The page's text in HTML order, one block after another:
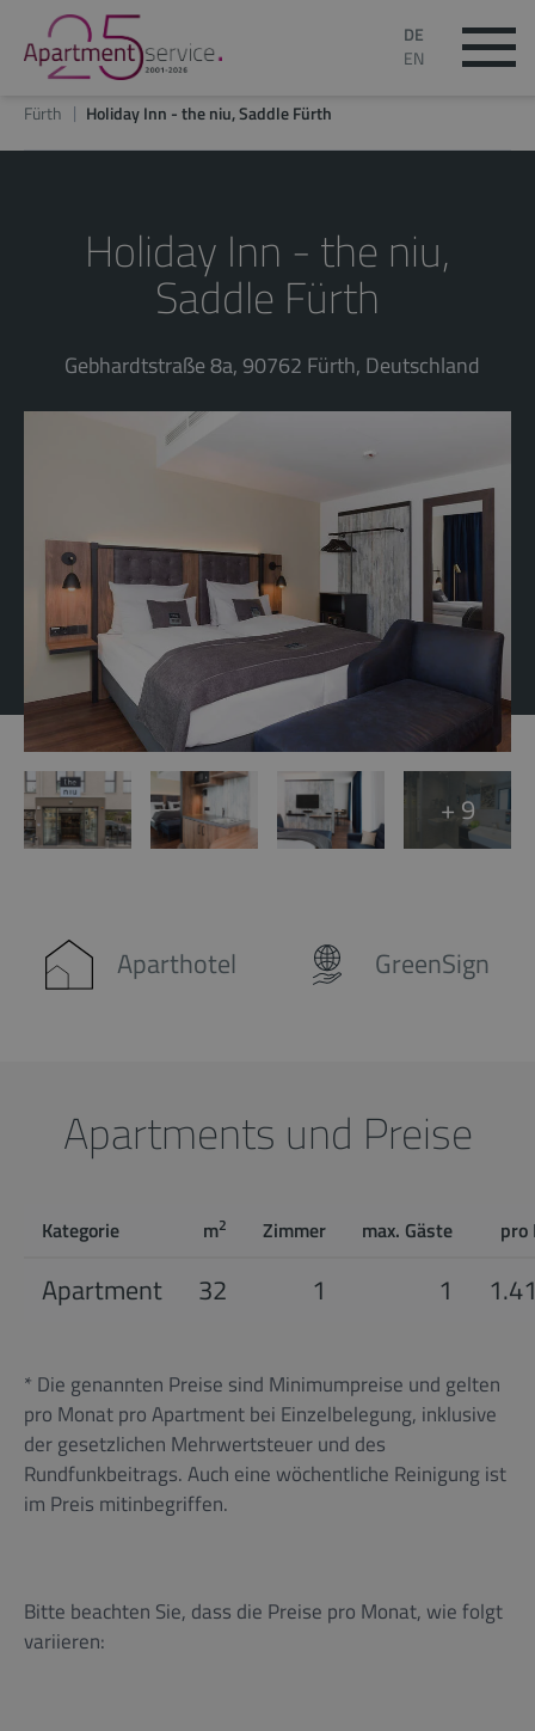
DE
EN
Fürth Holiday Inn - the niu, Saddle Fürth
Holiday Inn - the niu,
Saddle Fürth
Gebhardtstraße 8a, 90762 Fürth, Deutschland
+ 9
Aparthotel GreenSign
Apartments und Preise
Kategorie m2 Zimmer max. Gäste pro
Apartment 32 1 1
* Die genannten Preise sind Minimumpreise und gelten
pro Monat pro Apartment bei Einzelbelegung, inklusive
der gesetzlichen Mehrwertsteuer und des
Rundfunkbeitrags. Auch eine wöchentliche Reinigung ist
im Preis mitinbegriffen.
Bitte beachten Sie, dass die Preise pro Monat, wie folgt
variieren: